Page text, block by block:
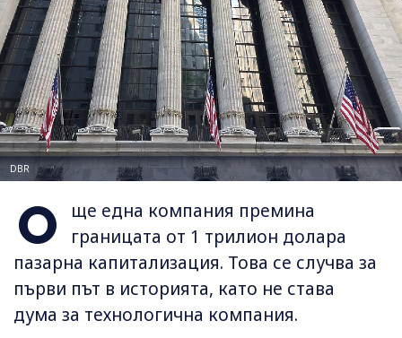
DBR
О
ще една компания премина
границата от 1 трилион долара
пазарна капитализация. Това се случва за
първи път в историята, като не става
дума за технологична компания.